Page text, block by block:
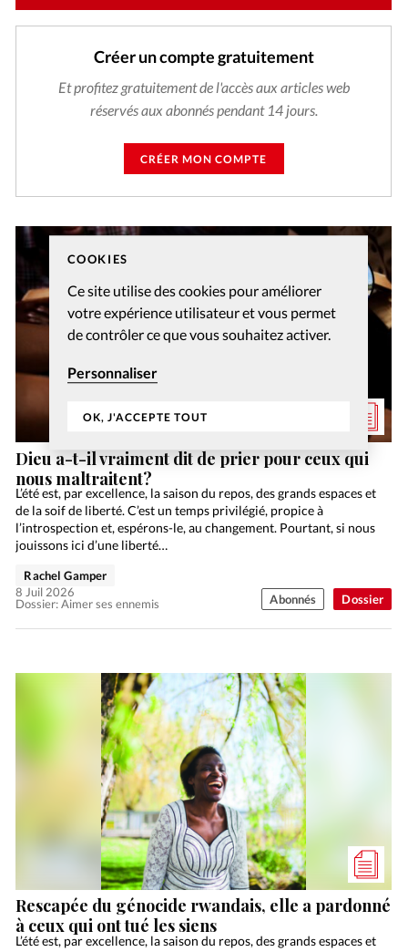
COOKIES
Ce site utilise des cookies pour améliorer
votre expérience utilisateur et vous permet
de contrôler ce que vous souhaitez activer.
Personnaliser
OK, J'ACCEPTE TOUT
Créer un compte gratuitement
Et profitez gratuitement de l'accès aux articles web
réservés aux abonnés pendant 14 jours.
CRÉER MON COMPTE
Dossier
Dieu a-t-il vraiment dit de prier pour ceux qui
nous maltraitent?
L’été est, par excellence, la saison du repos, des grands espaces et
de la soif de liberté. C’est un temps privilégié, propice à
l’introspection et, espérons-le, au changement. Pourtant, si nous
jouissons ici d’une liberté…
Dossier: Aimer ses ennemis
Rachel Gamper
8 Juil 2026
Abonnés
Rescapée du génocide rwandais, elle a pardonné
à ceux qui ont tué les siens
L’été est, par excellence, la saison du repos, des grands espaces et